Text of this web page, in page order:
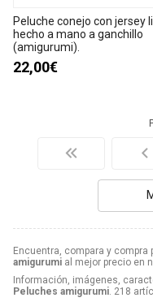
Encuentra, compara y
amigurumi al mejor precio en
Información, imágenes,
Peluches amigurumi . 218
Peluche conejo con jersey
hecho a mano a ganchillo
(amigurumi).
22,00€